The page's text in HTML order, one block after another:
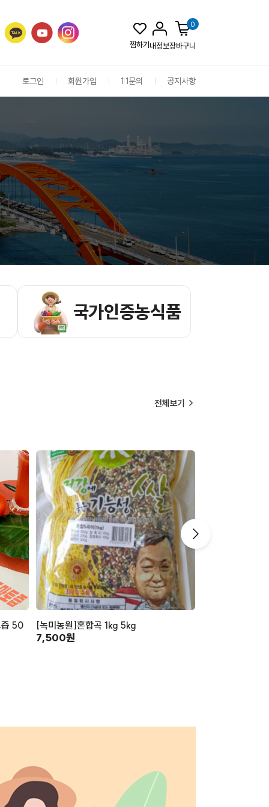
찜하기내정보
0
장바구니
로그인 회원가입 1:1문의 공지사항
국가인증농식품
전체보기
즙 50 [녹미농원]혼합곡 1kg 5kg
7,500원